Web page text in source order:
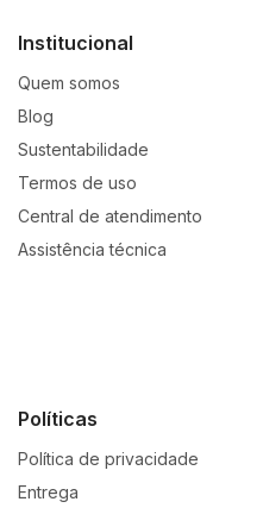
Institucional
Quem somos
Blog
Sustentabilidade
Termos de uso
Central de atendimento
Assistência técnica
Políticas
Política de privacidade
Entrega